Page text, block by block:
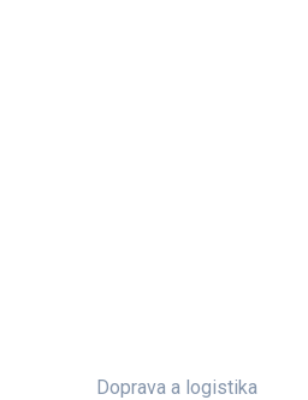
Doprava a logistika